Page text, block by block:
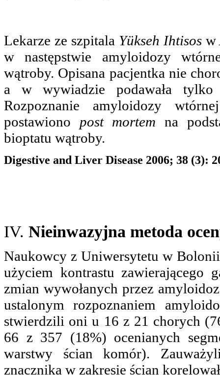
Lekarze ze szpitala Yükseh Ihtisosw
w następstwie amyloidozy
wątroby. Opisana pacjentka nie
a w wywiadzie podawała tylko
Rozpoznanie amyloidozy
postawiono post mortem na
bioptatu wątroby.
Digestive and Liver Disease 2006; 38 (3):
IV. Nieinwazyjna metoda
Naukowcy z Uniwersytetu w
użyciem kontrastu zawierającego
zmian wywołanych przez
ustalonym rozpoznaniem
stwierdzili oni u 16 z 21 chorych
66 z 357 (18%) ocenianych
warstwy ścian komór).
znacznika w zakresie ścian